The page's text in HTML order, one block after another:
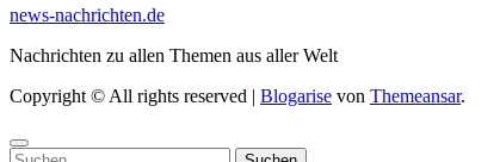
news-nachrichten.de
Nachrichten zu allen Themen aus aller Welt
Copyright © All rights reserved
Blogarise von Themeansar.
Suchen